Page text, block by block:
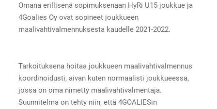
Omana erillisenä sopimuksenaan HyRi U15 joukkue ja
4Goalies Oy ovat sopineet joukkueen
maalivahtivalmennuksesta kaudelle 2021-2022.
Tarkoituksena hoitaa joukkueen maalivahtivalmennus
koordinoidusti, aivan kuten normaalisti joukkueessa,
jossa on oma nimetty maalivahtivalmentaja.
Suunnitelma on tehty niin, että 4GOALIESin